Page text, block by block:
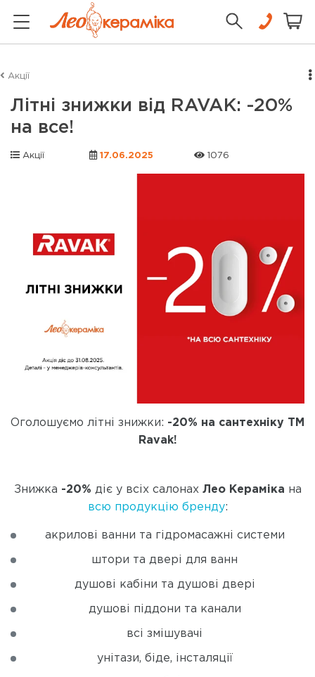
Акції
Літні знижки від RAVAK: -20%
на все!
Акції 17.06.2025 1076
Оголошуємо літні знижки: -20% на сантехніку TM
Ravak!
Знижка -20% діє у всіх салонах Лео Кераміка на
всю продукцію бренду:
акрилові ванни та гідромасажні системи
штори та двері для ванн
душові кабіни та душові двері
душові піддони та канали
всі змішувачі
унітази, біде, інсталяції